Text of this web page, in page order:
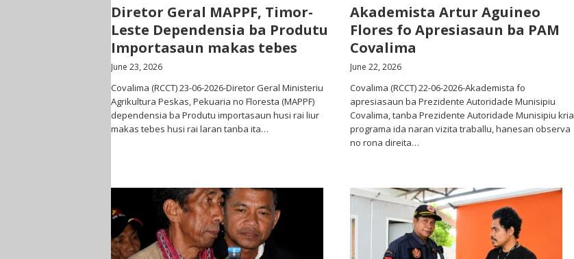
Diretor Geral MAPPF, Timor-
Leste Dependensia ba Produtu
Importasaun makas tebes
June 23, 2026
Covalima (RCCT) 23-06-2026-Diretor Geral Ministeriu
Agrikultura Peskas, Pekuaria no Floresta (MAPPF)
dependensia ba Produtu importasaun husi rai liur
makas tebes husi rai laran tanba ita…
Akademista Artur Aguineo
Flores fo Apresiasaun ba PAM
Covalima
June 22, 2026
Covalima (RCCT) 22-06-2026-Akademista fo
apresiasaun ba Prezidente Autoridade Munisipiu
Covalima, tanba Prezidente Autoridade Munisipiu kria
programa ida naran vizita traballu, hanesan observa
no rona direita…